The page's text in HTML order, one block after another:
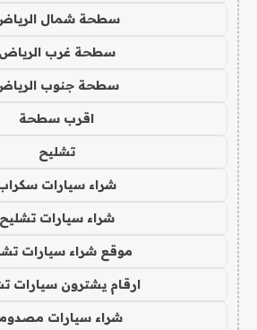
سطحة شمال
سطحة غرب الرياض
سطحة جنوب
اقرب سطحة
تشليح
شراء سيارات
شراء سيارات تشليح
موقع شراء سيارات
ارقام يشترون سيارات
شراء سيارات